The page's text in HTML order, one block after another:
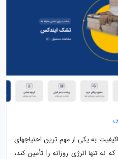
به یکی از مهم ترین احتیاجهای
تنها انرژی روزانه را تأمین کند،